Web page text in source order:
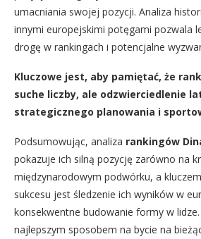
umacniania swojej pozycji. Analiza
innymi europejskimi potęgami pozwala
drogę w rankingach i potencjalne
Kluczowe jest, aby pamiętać, że
suche liczby, ale odzwierciedlenie
strategicznego planowania i
Podsumowując, analiza rankingów
pokazuje ich silną pozycję zarówno na
międzynarodowym podwórku, a
sukcesu jest śledzenie ich wyników w
konsekwentne budowanie formy w
najlepszym sposobem na bycie na